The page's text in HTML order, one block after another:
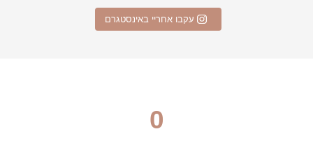
עקבו אחריי באינסטגרם
0